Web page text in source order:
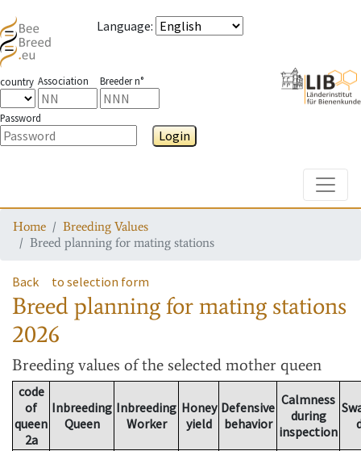
Language:
country Association Breeder n°
Password
Login
Home
Breeding Values
Breed planning for mating stations
Back to selection form
Breed planning for mating stations
2026
Breeding values of the selected mother queen
code
of
queen
2a
Inbreeding
Queen
Inbreeding
Worker
Honey
yield
Defensive
behavior
Calmness
during
inspection